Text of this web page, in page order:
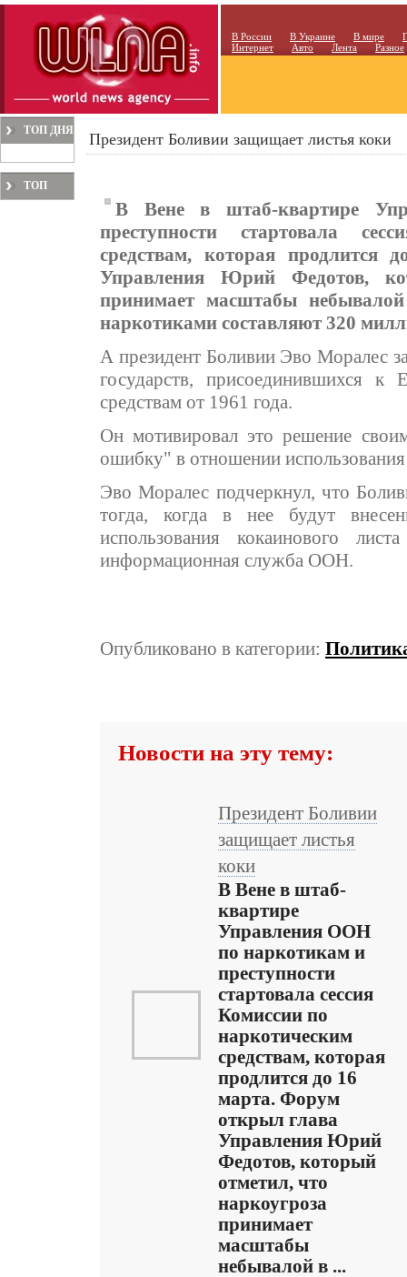
В России В Украине В мире
Интернет
Авто Лента Разное
ТОП ДНЯ
ТОП
Президент Боливии защищает листья коки
В Вене в штаб-квартире
преступности стартовала
средствам, которая
Управления Юрий Федотов,
принимает масштабы
наркотиками составляют 320
А президент Боливии Эво Моралес
государств, присоединившихся к
средствам от 1961 года.
Он мотивировал это решение
ошибку" в отношении
Эво Моралес подчеркнул, что
тогда, когда в нее будут
использования кокаинового
информационная служба ООН.
Опубликовано в категории:
Новости на эту тему:
Президент Боливии
защищает листья
коки
В Вене в штаб-
квартире
Управления ООН
по наркотикам и
преступности
стартовала сессия
Комиссии по
наркотическим
средствам, которая
продлится до 16
марта. Форум
открыл глава
Управления Юрий
Федотов, который
отметил, что
наркоугроза
принимает
масштабы
небывалой в ...